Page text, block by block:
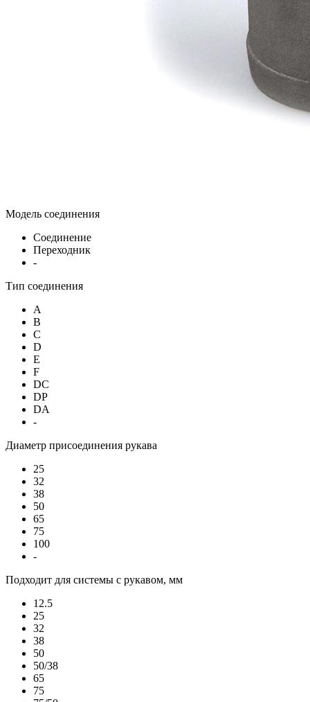
Модель соединения
Соединение
Переходник
-
Тип соединения
A
B
C
D
E
F
DC
DP
DA
-
Диаметр присоединения рукава
25
32
38
50
65
75
100
-
Подходит для системы с рукавом, мм
12.5
25
32
38
50
50/38
65
75